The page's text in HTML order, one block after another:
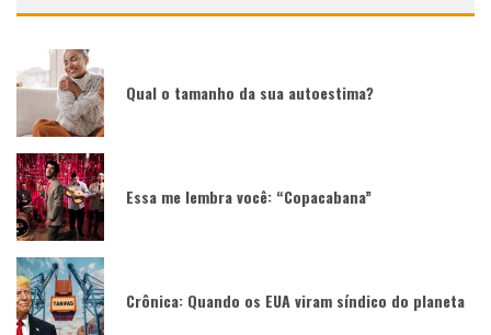
Qual o tamanho da sua autoestima?
Essa me lembra você: “Copacabana”
Crônica: Quando os EUA viram síndico do planeta